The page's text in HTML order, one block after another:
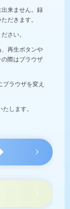
来ません。録
だきます。
さい。
再生ボタンや
際はブラウザ
ラウザを変え
します。